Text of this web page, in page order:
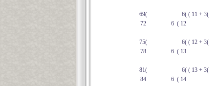
69(
6( ( 11 + 3(
72
6 ( 12
75(
6( ( 12 + 3(
78
6 ( 13
81(
6( ( 13 + 3(
84
6 ( 14